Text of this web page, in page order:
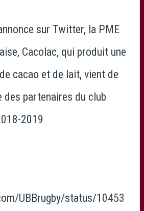
sur Twitter, la PME
Cacolac, qui produit une
cacao et de lait, vient de
des partenaires du club
2019
UBBrugby/status/10453